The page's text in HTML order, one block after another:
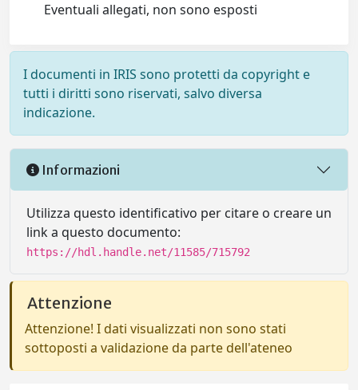
Eventuali allegati, non sono esposti
I documenti in IRIS sono protetti da copyright e
tutti i diritti sono riservati, salvo diversa
indicazione.
Informazioni
Utilizza questo identificativo per citare o creare un
link a questo documento:
https://hdl.handle.net/11585/715792
Attenzione
Attenzione! I dati visualizzati non sono stati
sottoposti a validazione da parte dell'ateneo